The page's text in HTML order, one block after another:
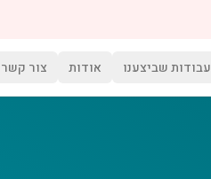
עבודות שביצענו אודות צור קשר